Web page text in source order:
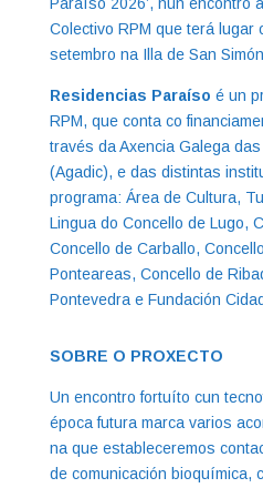
Colectivo RPM que terá
setembro na Illa de San
Residencias Paraíso é un
RPM, que conta co
través da Axencia Galega
(Agadic), e das distintas
programa: Área de Cultura,
Lingua do Concello de Lugo,
Concello de Carballo,
Ponteareas, Concello de
Pontevedra e Fundación
SOBRE O PROXECTO
Un encontro fortuíto cun
época futura marca varios
na que estableceremos
de comunicación bioquímica,